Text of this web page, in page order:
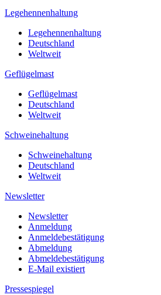
Legehennenhaltung
Legehennenhaltung
Deutschland
Weltweit
Geflügelmast
Geflügelmast
Deutschland
Weltweit
Schweinehaltung
Schweinehaltung
Deutschland
Weltweit
Newsletter
Newsletter
Anmeldung
Anmeldebestätigung
Abmeldung
Abmeldebestätigung
E-Mail existiert
Pressespiegel